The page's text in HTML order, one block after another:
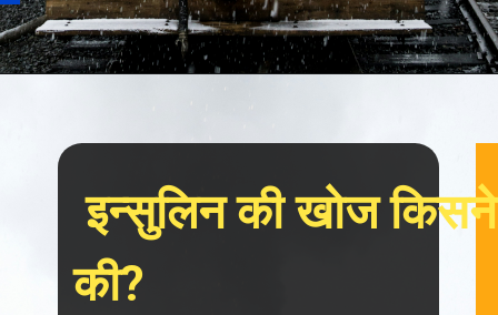
इन्सुलिन की खोज किसने
की?